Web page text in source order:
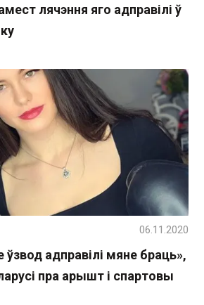
лячэння яго адправілі ў
ўзвод адправілі мяне браць»,
пра арышт і спартовы
06.11.2020